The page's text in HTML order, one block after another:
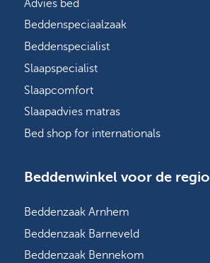
Advies bed
Beddenspeciaalzaak
Beddenspecialist
Slaapspecialist
Slaapcomfort
Slaapadvies matras
Bed shop for internationals
Beddenwinkel voor de regio
Beddenzaak Arnhem
Beddenzaak Barneveld
Beddenzaak Bennekom